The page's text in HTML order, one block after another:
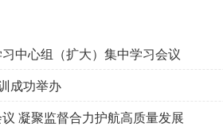
中心组（扩大）集中学习会议
成功举办
凝聚监督合力护航高质量发展